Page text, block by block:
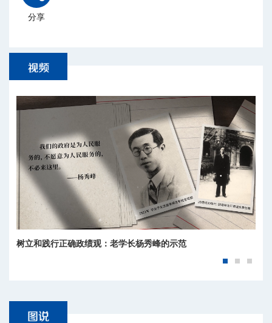
分享
树立和践行正确政绩观：老学长杨秀峰的示范